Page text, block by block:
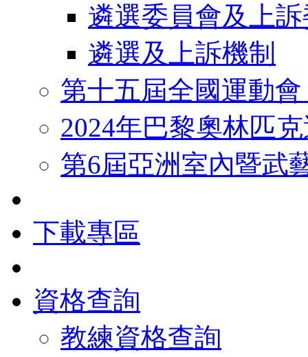
遴選委員會及上
遴選及上訴機制
第十五屆全國運動
2024年巴黎奧林匹
第6屆亞洲室內暨武
下載專區
資格查詢
教練資格查詢